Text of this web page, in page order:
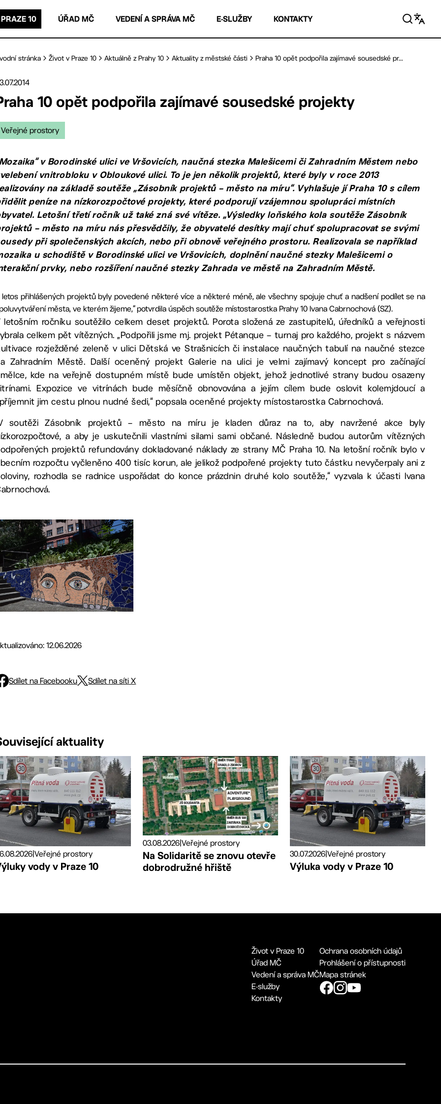
10 ÚŘAD MČ VEDENÍ A SPRÁVA MČ E-SLUŽBY KONTAKTY
stránka Život v Praze 10 Aktuálně z Prahy 10 Aktuality z městské části Praha 10 opět podpořila zajímavé sousedské pr...
10 opět podpořila zajímavé sousedské projekty
Veřejné prostory
v Borodinské ulici ve Vršovicích, naučná stezka Malešicemi či Zahradním Městem nebo
vnitrobloku v Obloukové ulici. To je jen několik projektů, které byly v roce 2013
na základě soutěže „Zásobník projektů – město na míru“. Vyhlašuje jí Praha 10 s cílem
peníze na nízkorozpočtové projekty, které podporují vzájemnou spolupráci místních
Letošní třetí ročník už také zná své vítěze. „Výsledky loňského kola soutěže Zásobník
– město na míru nás přesvědčily, že obyvatelé desítky mají chuť spolupracovat se svými
při společenských akcích, nebo při obnově veřejného prostoru. Realizovala se například
u schodiště v Borodinské ulici ve Vršovicích, doplnění naučné stezky Malešicemi o
prvky, nebo rozšíření naučné stezky Zahrada ve městě na Zahradním Městě.
letos přihlášených projektů byly povedené některé více a některé méně, ale všechny spojuje chuť a nadšení podílet se na
města, ve kterém žijeme,“ potvrdila úspěch soutěže místostarostka Prahy 10 Ivana Cabrnochová (SZ).
letošním ročníku soutěžilo celkem deset projektů. Porota složená ze zastupitelů, úředníků a veřejnosti
celkem pět vítězných. „Podpořili jsme mj. projekt Pétanque – turnaj pro každého, projekt s názvem
rozježděné zeleně v ulici Dětská ve Strašnicích či instalace naučných tabulí na naučné stezce
Zahradním Městě. Další oceněný projekt Galerie na ulici je velmi zajímavý koncept pro začínající
kde na veřejně dostupném místě bude umístěn objekt, jehož jednotlivé strany budou osazeny
Expozice ve vitrínách bude měsíčně obnovována a jejím cílem bude oslovit kolemjdoucí a
jim cestu plnou nudné šedi,“ popsala oceněné projekty místostarostka Cabrnochová.
soutěži Zásobník projektů – město na míru je kladen důraz na to, aby navržené akce byly
a aby je uskutečnili vlastními silami sami občané. Následně budou autorům vítězných
projektů refundovány dokladované náklady ze strany MČ Praha 10. Na letošní ročník bylo v
rozpočtu vyčleněno 400 tisíc korun, ale jelikož podpořené projekty tuto částku nevyčerpaly ani z
rozhodla se radnice uspořádat do konce prázdnin druhé kolo soutěže,“ vyzvala k účasti Ivana
12.06.2026
Sdílet na Facebooku Sdílet na síti X
aktuality
|Veřejné prostory
vody v Praze 10
03.08.2026| Veřejné prostory
Na Solidaritě se znovu otevře
dobrodružné hřiště
30.07.2026|Veřejné prostory
Výluka vody v Praze 10
Život v Praze 10
Úřad MČ
Vedení a správa MČ
E-služby
Kontakty
Ochrana osobních údajů
Prohlášení o přístupnosti
Mapa stránek